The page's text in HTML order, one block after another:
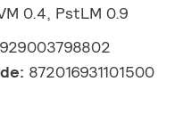
0.4, PstLM 0.9
929003798802
872016931101500